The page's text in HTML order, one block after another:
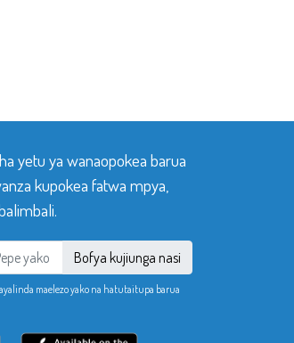
yetu ya wanaopokea barua
kupokea fatwa mpya,
Bofya kujiunga nasi
maelezo yako na hatutaitupa barua